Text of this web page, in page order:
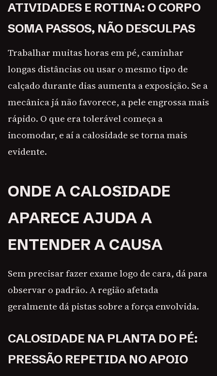
ATIVIDADES E ROTINA: O CORPO
SOMA PASSOS, NÃO DESCULPAS
Trabalhar muitas horas em pé, caminhar
longas distâncias ou usar o mesmo tipo de
calçado durante dias aumenta a exposição. Se a
mecânica já não favorece, a pele engrossa mais
rápido. O que era tolerável começa a
incomodar, e aí a calosidade se torna mais
evidente.
ONDE A CALOSIDADE
APARECE AJUDA A
ENTENDER A CAUSA
Sem precisar fazer exame logo de cara, dá para
observar o padrão. A região afetada
geralmente dá pistas sobre a força envolvida.
CALOSIDADE NA PLANTA DO PÉ:
PRESSÃO REPETIDA NO APOIO